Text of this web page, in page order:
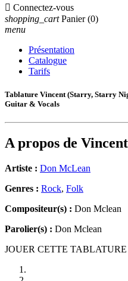
 Connectez-vous
shopping_cart Panier (0)
menu
Présentation
Catalogue
Tarifs
Tablature Vincent (Starry, Starry
Guitar & Vocals
A propos de
Artiste : Don McLean
Genres : Rock, Folk
Compositeur(s) : Don Mclean
Parolier(s) : Don Mclean
JOUER CETTE TABLATURE